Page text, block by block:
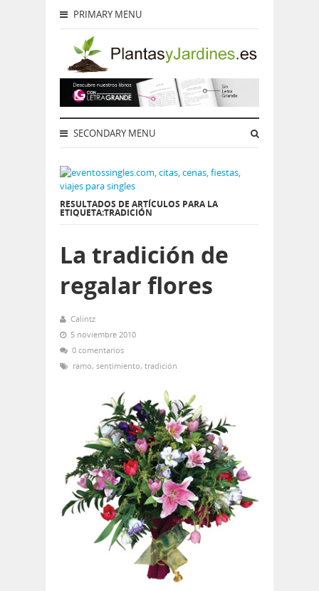
PRIMARY MENU
SECONDARY MENU
RESULTADOS DE ARTÍCULOS PARA LA
ETIQUETA:TRADICIÓN
La tradición de
regalar flores
Calintz
5 noviembre 2010
0 comentarios
ramo, sentimiento, tradición